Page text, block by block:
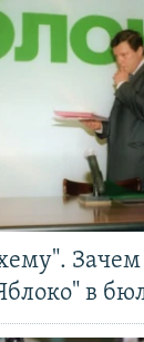
Зачем
в